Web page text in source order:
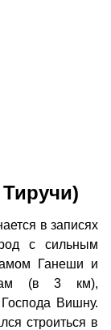
в записях
с сильным
Ганеши и
(в 3 км),
Вишну.
строиться в